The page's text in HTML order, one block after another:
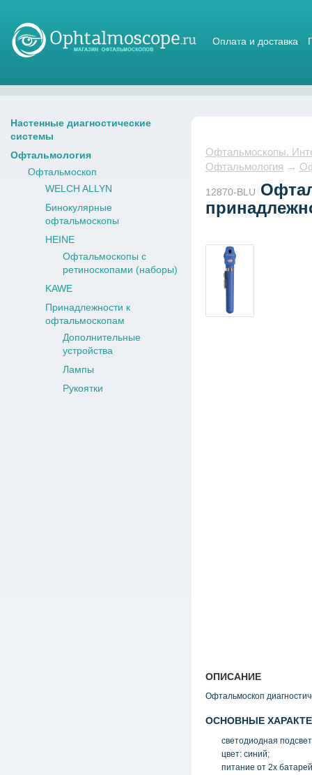
Оплата и доставка
Настенные диагностические
системы
Офтальмология
Офтальмоскоп
WELCH ALLYN
Бинокулярные
офтальмоскопы
HEINE
Офтальмоскопы с
ретиноскопами (наборы)
KAWE
Принадлежности к
офтальмоскопам
Дополнительные
устройства
Лампы
Рукоятки
Офтальмоскопы.
Офтальмология →
12870-BLU
ОПИСАНИЕ
Офтальмоскоп
ОСНОВНЫЕ
светодиодная
цвет: синий;
питание от 2х батарей